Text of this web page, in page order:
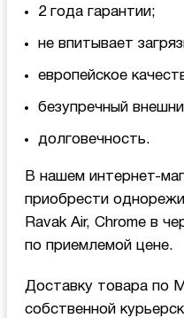
2 года гарантии;
не впитывает
европейское
безупречный
долговечность.
В нашем интернет-
приобрести
Ravak Air, Chrome в
по приемлемой цене.
Доставку товара по
собственной